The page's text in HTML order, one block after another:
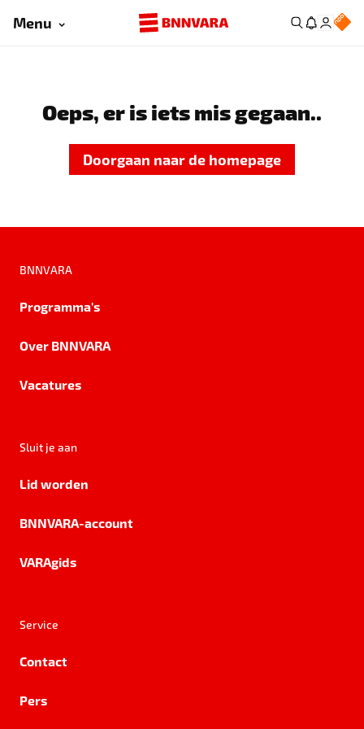
Menu
Oeps, er is iets mis gegaan..
Doorgaan naar de homepage
BNNVARA
Programma's
Over BNNVARA
Vacatures
Sluit je aan
Lid worden
BNNVARA-account
VARAgids
Service
Contact
Pers